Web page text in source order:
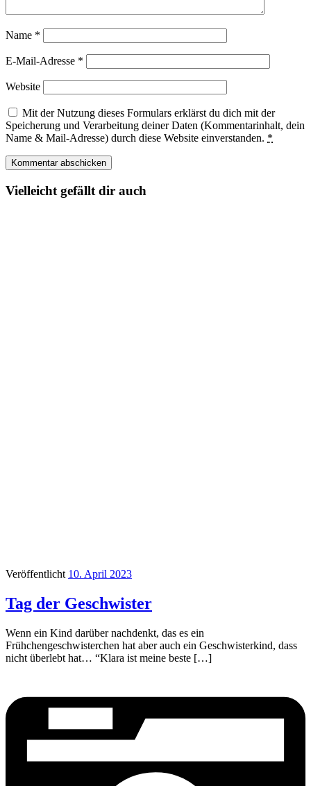
Name *
E-Mail-Adresse *
Website
Mit der Nutzung dieses Formulars erklärst du dich mit der
Speicherung und Verarbeitung deiner Daten (Kommentarinhalt, dein
Name & Mail-Adresse) durch diese Website einverstanden. *
Vielleicht gefällt dir auch
Veröffentlicht 10. April 2023
Tag der Geschwister
Wenn ein Kind darüber nachdenkt, das es ein
Frühchengeschwisterchen hat aber auch ein Geschwisterkind, dass
nicht überlebt hat… “Klara ist meine beste […]